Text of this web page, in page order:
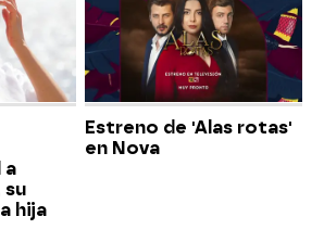
a
su
hija
Estreno de 'Alas rotas'
en Nova